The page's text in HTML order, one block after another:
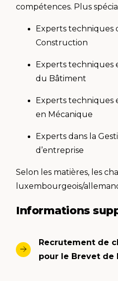
compétences. Plus
Experts techniques
Construction
Experts techniques
du Bâtiment
Experts techniques
en Mécanique
Experts dans la
d’entreprise
Selon les matières, les
luxembourgeois/
Informations
Recrutement de
pour le Brevet de